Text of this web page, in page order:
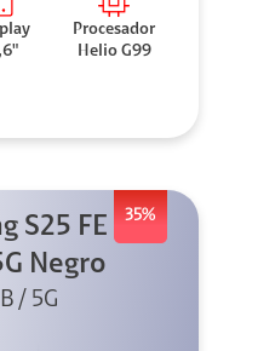
Procesador
Helio G99
35%
S25 FE
Negro
/ 5G